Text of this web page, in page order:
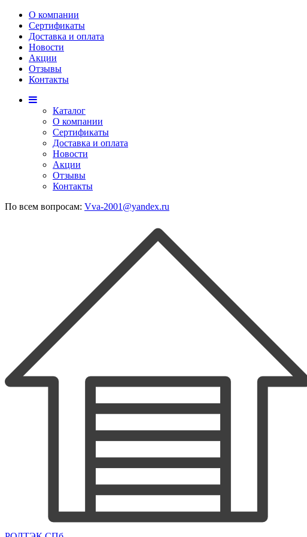
О компании
Сертификаты
Доставка и оплата
Новости
Акции
Отзывы
Контакты
Каталог
О компании
Сертификаты
Доставка и оплата
Новости
Акции
Отзывы
Контакты
По всем вопросам: Vva-2001@yandex.ru